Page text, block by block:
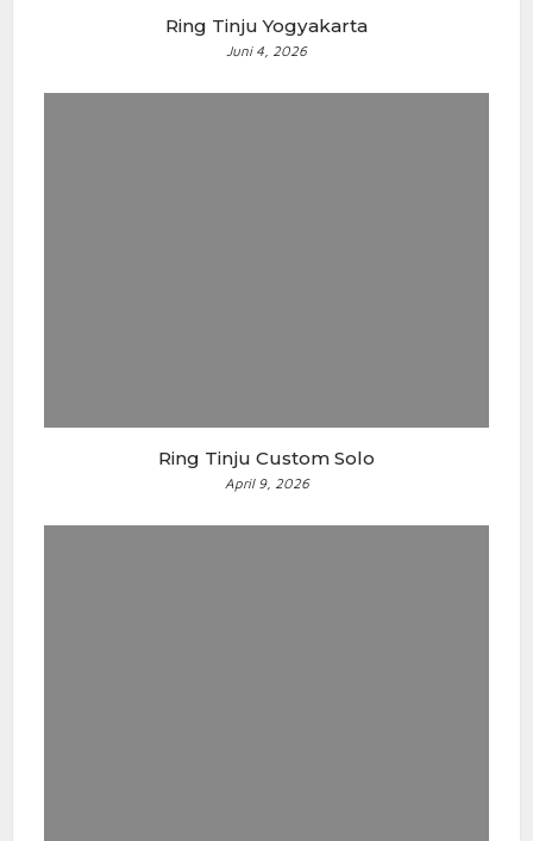
Ring Tinju Yogyakarta
Juni 4, 2026
Ring Tinju Custom Solo
April 9, 2026